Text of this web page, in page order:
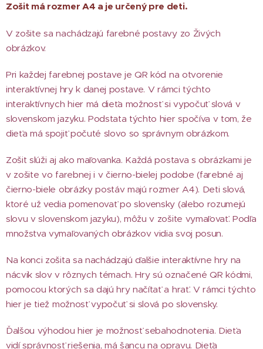
Zošit má rozmer A4 a je určený pre deti.
V zošite sa nachádzajú farebné postavy zo Živých
obrázkov.
Pri každej farebnej postave je QR kód na otvorenie
interaktívnej hry k danej postave. V rámci týchto
interaktívnych hier má dieťa možnosť si vypočuť slová v
slovenskom jazyku. Podstata týchto hier spočíva v tom, že
dieťa má spojiť počuté slovo so správnym obrázkom.
Zošit slúži aj ako maľovanka. Každá postava s obrázkami je
v zošite vo farebnej i v čierno-bielej podobe (farebné aj
čierno-biele obrázky postáv majú rozmer A4). Deti slová,
ktoré už vedia pomenovať po slovensky (alebo rozumejú
slovu v slovenskom jazyku), môžu v zošite vymaľovať. Podľa
množstva vymaľovaných obrázkov vidia svoj posun.
Na konci zošita sa nachádzajú ďalšie interaktívne hry na
nácvik slov v rôznych témach. Hry sú označené QR kódmi,
pomocou ktorých sa dajú hry načítať a hrať. V rámci týchto
hier je tiež možnosť vypočuť si slová po slovensky.
Ďalšou výhodou hier je možnosť sebahodnotenia. Dieťa
vidí správnosť riešenia, má šancu na opravu. Dieťa